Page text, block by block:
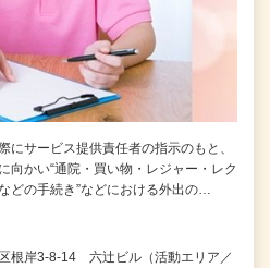
にサービス提供責任者の指示のもと、
向かい“通院・買い物・レジャー・レク
どの手続き”などにおける外出の…
根岸3-8-14 六辻ビル（活動エリア／